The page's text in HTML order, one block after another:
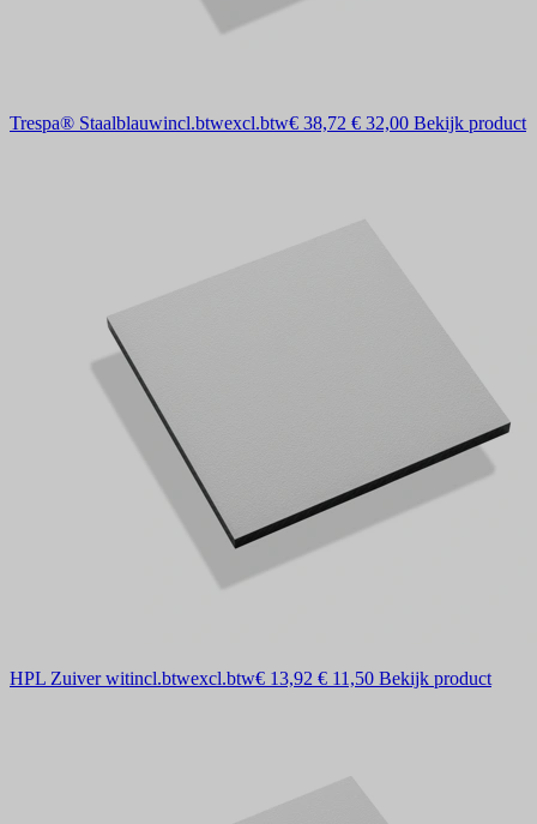
Trespa® Staalblauwincl.btwexcl.btw€ 38,72 € 32,00 Bekijk product
HPL Zuiver witincl.btwexcl.btw€ 13,92 € 11,50 Bekijk product